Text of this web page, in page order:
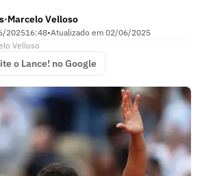
•Marcelo Velloso
202516:48•Atualizado em 02/06/2025
Velloso
o Lance! no Google